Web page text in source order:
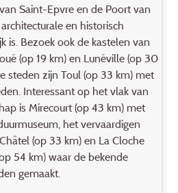
Saint-Epvre en de Poort van
en historisch
is. Bezoek ook de kastelen van
(op 19 km) en Lunéville (op 30
steden zijn Toul (op 33 km) met
Interessant op het vlak van
is Mirecourt (op 43 km) met
het vervaardigen
(op 33 km) en La Cloche
54 km) waar de bekende
gemaakt.